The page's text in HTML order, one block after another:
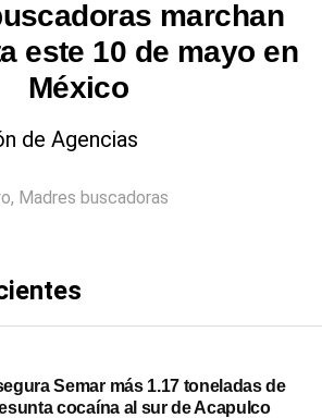
marchan
este 10 de mayo en
México
de Agencias
, Madres buscadoras
Semar más 1.17 toneladas de
cocaína al sur de Acapulco